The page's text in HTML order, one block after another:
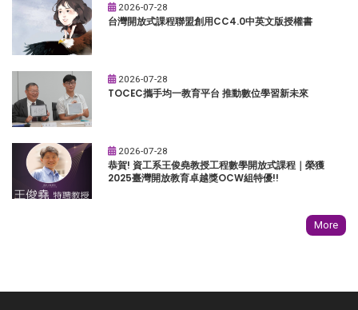
2026-07-28
台灣開放式課程聯盟創用CC4.0中英文版授權書
2026-07-28
TOCEC攜手均一教育平台 推動數位學習新未來
2026-07-28
恭賀! 資工系王俊堯教授工程數學開放式課程｜榮獲
2025臺灣開放教育卓越獎OCW組特優!!
More